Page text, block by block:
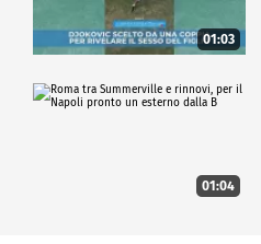
01:03
01:04